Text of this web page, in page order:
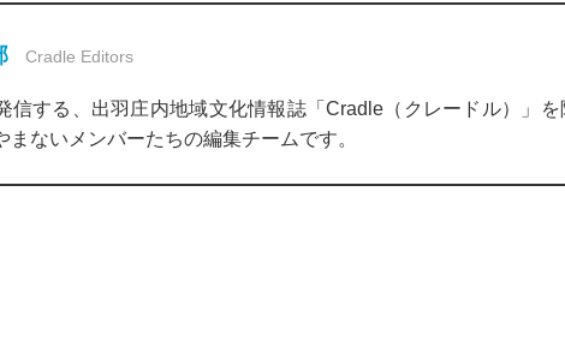
Cradle Editors
信する、出羽庄内地域文化情報誌「Cradle（クレードル）」を
まないメンバーたちの編集チームです。